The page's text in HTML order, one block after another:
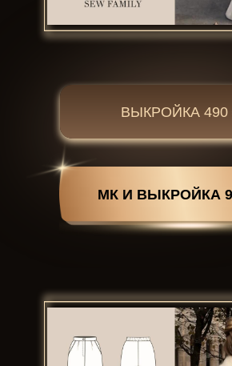
МК И ВЫКРОЙКА
ВЫКРОЙКА 490